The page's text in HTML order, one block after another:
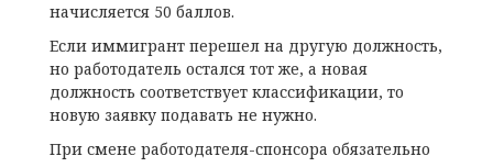
начисляется 50 баллов.
Если иммигрант перешел на другую должность,
но работодатель остался тот же, а новая
должность соответствует классификации, то
новую заявку подавать не нужно.
При смене работодателя-спонсора обязательно